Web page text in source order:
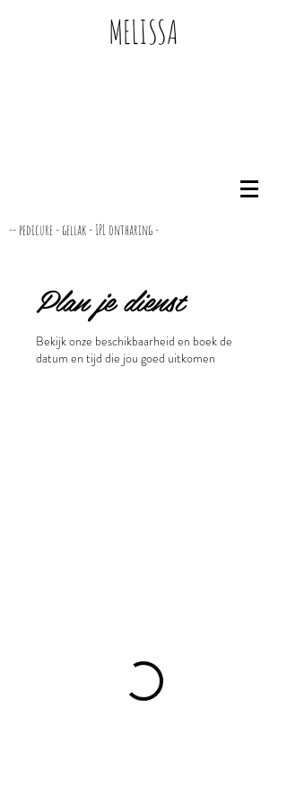
MELISSA
-- pedicure - gellak - IPL ontharing -
Plan je dienst
Bekijk onze beschikbaarheid en boek de
datum en tijd die jou goed uitkomen